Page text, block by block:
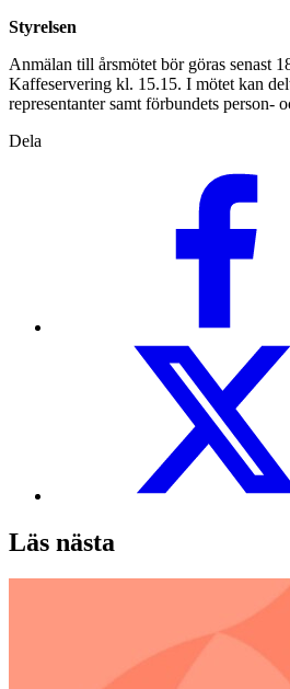
Styrelsen
Anmälan till årsmötet bör göras senast
Kaffeservering kl. 15.15. I mötet kan
representanter samt förbundets person-
Dela
Läs nästa